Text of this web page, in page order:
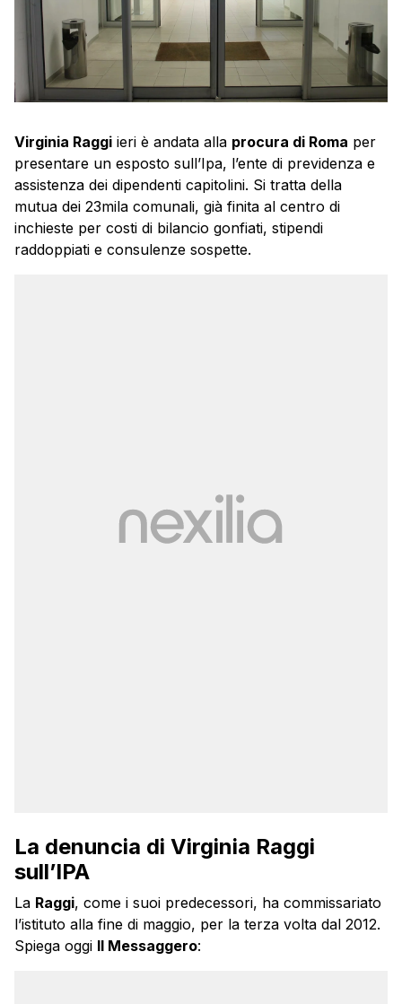
Virginia Raggi ieri è andata alla procura di Roma per
presentare un esposto sull’Ipa, l’ente di previdenza e
assistenza dei dipendenti capitolini. Si tratta della
mutua dei 23mila comunali, già finita al centro di
inchieste per costi di bilancio gonfiati, stipendi
raddoppiati e consulenze sospette.
La denuncia di Virginia Raggi
sull’IPA
La Raggi, come i suoi predecessori, ha commissariato
l’istituto alla fine di maggio, per la terza volta dal 2012.
Spiega oggi Il Messaggero: